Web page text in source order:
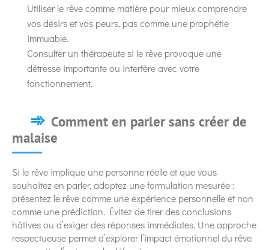
Utiliser le rêve comme matière pour mieux comprendre
vos désirs et vos peurs, pas comme une prophétie
immuable.
Consulter un thérapeute si le rêve provoque une
détresse importante ou interfère avec votre
fonctionnement.
Comment en parler sans créer de
malaise
Si le rêve implique une personne réelle et que vous
souhaitez en parler, adoptez une formulation mesurée :
présentez le rêve comme une expérience personnelle et non
comme une prédiction. Évitez de tirer des conclusions
hâtives ou d’exiger des réponses immédiates. Une approche
respectueuse permet d’explorer l’impact émotionnel du rêve